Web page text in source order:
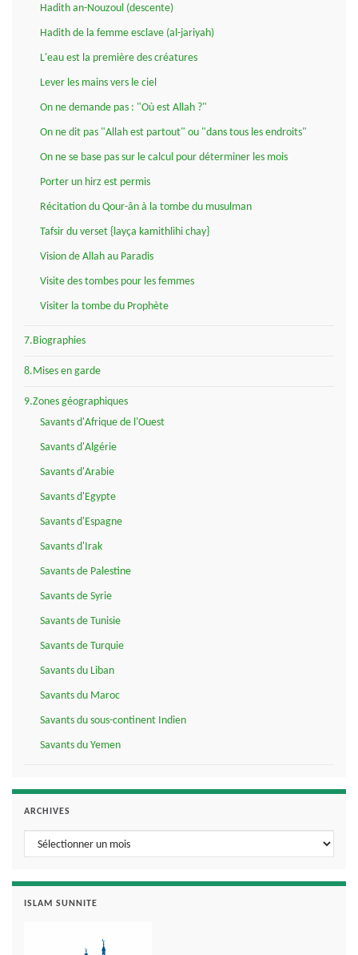
Hadith an-Nouzoul (descente)
Hadith de la femme esclave (al-jariyah)
L'eau est la première des créatures
Lever les mains vers le ciel
On ne demande pas : "Où est Allah ?"
On ne dit pas "Allah est partout" ou "dans tous les endroits"
On ne se base pas sur le calcul pour déterminer les mois
Porter un hirz est permis
Récitation du Qour-ân à la tombe du musulman
Tafsir du verset {layça kamithlihi chay}
Vision de Allah au Paradis
Visite des tombes pour les femmes
Visiter la tombe du Prophète
7.Biographies
8.Mises en garde
9.Zones géographiques
Savants d'Afrique de l'Ouest
Savants d'Algérie
Savants d'Arabie
Savants d'Egypte
Savants d'Espagne
Savants d'Irak
Savants de Palestine
Savants de Syrie
Savants de Tunisie
Savants de Turquie
Savants du Liban
Savants du Maroc
Savants du sous-continent Indien
Savants du Yemen
ARCHIVES
Archives
ISLAM SUNNITE